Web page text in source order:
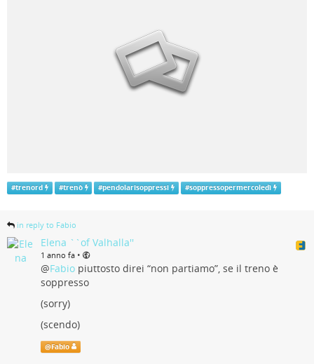
#trenord #trenò #pendolarisoppressi #soppressopermercoledì
in reply to Fabio
Elena ``of Valhalla''
1 anno fa •
@Fabio piuttosto direi “non partiamo”, se il treno è
soppresso
(sorry)
(scendo)
@Fabio